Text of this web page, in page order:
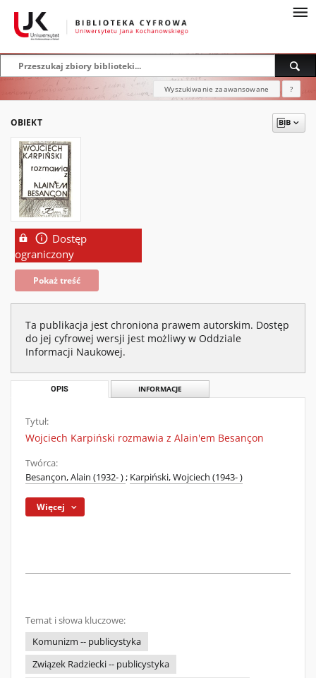
Wyszukiwanie zaawansowane ?
OBIEKT
Dostęp
ograniczony
Pokaż treść
Ta publikacja jest chroniona prawem autorskim. Dostęp
do jej cyfrowej wersji jest możliwy w Oddziale
Informacji Naukowej.
OPIS INFORMACJE
Tytuł:
Wojciech Karpiński rozmawia z Alain'em Besançon
Twórca:
Besançon, Alain (1932- ); Karpiński, Wojciech (1943- )
Więcej
Temat i słowa kluczowe:
Komunizm -- publicystyka
Związek Radziecki -- publicystyka